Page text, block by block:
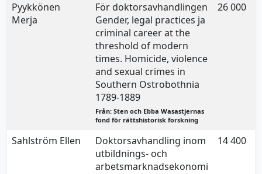
Pyykkönen
Merja
För doktorsavhandlingen
Gender, legal practices ja
criminal career at the
threshold of modern
times. Homicide, violence
and sexual crimes in
Southern Ostrobothnia
1789-1889
Från: Sten och Ebba Wasastjernas
fond för rättshistorisk forskning
26 000
Sahlström Ellen
Doktorsavhandling inom
utbildnings- och
arbetsmarknadsekonomi
14 400